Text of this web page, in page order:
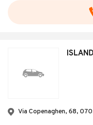
Via Copenaghen, 68,